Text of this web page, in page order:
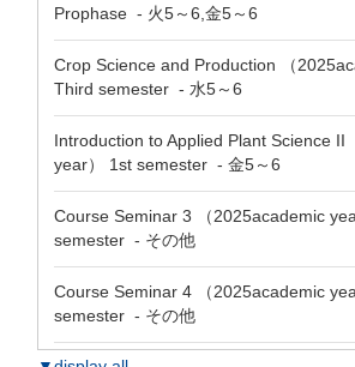
Prophase - 火5～6,金5～6
Crop Science and Production （
Third semester - 水5～6
Introduction to Applied Plant Science II
year） 1st semester - 金5～6
Course Seminar 3 （2025academic
semester - その他
Course Seminar 4 （2025academic
semester - その他